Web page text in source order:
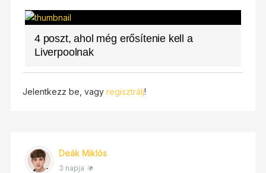
4 poszt, ahol még erősítenie kell a
Liverpoolnak
Jelentkezz be, vagy regisztrálj!
Deák Miklós
3 napja